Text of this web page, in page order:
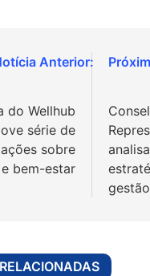
do Wellhub
série de
sobre
bem-estar
gestão